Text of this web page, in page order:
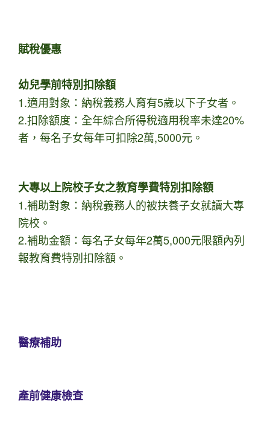
賦稅優惠
幼兒學前特別扣除額
1.適用對象：納稅義務人育有5歲以下子女者。
2.扣除額度：全年綜合所得稅適用稅率未達20%
者，每名子女每年可扣除2萬,5000元。
大專以上院校子女之教育學費特別扣除額
1.補助對象：納稅義務人的被扶養子女就讀大專
院校。
2.補助金額：每名子女每年2萬5,000元限額內列
報教育費特別扣除額。
醫療補助
產前健康檢查